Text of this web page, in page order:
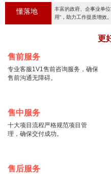
懂落地
丰富的政府、企事业单
用“，助力工作提质增效。
更
售前服务
专业客服1V1售前咨询服务，确保
售前沟通无障碍。
售中服务
十大项目流程严格规范项目管
理，确保交付成功。
售后服务